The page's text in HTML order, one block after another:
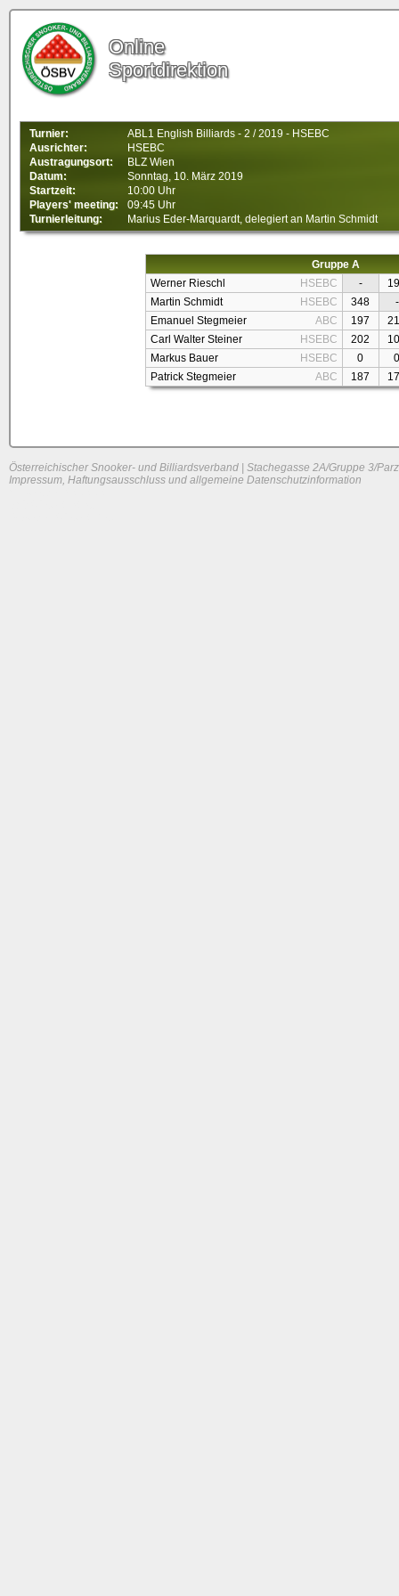
Online
Sportdirektion
Turnier:
ABL1 English Billiards - 2 / 2019 - HSEBC
Ausrichter:
HSEBC
Austragungsort:
BLZ Wien
Datum:
Sonntag, 10. März 2019
Startzeit:
10:00 Uhr
Players' meeting:
09:45 Uhr
Turnierleitung:
Marius Eder-Marquardt, delegiert an Martin Schmidt
Gruppe A
Werner Rieschl
HSEBC -
Martin Schmidt
HSEBC 348
-
Emanuel Stegmeier
ABC 197
Carl Walter Steiner
HSEBC 202
Markus Bauer
HSEBC 0
0
Patrick Stegmeier
ABC 187
Österreichischer Snooker- und Billiardsverband | Stachegasse 2A/Gruppe 3/
Impressum, Haftungsausschluss und allgemeine Datenschutzinformation